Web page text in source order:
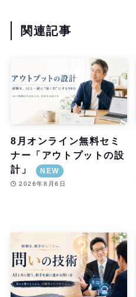
関連記事
8月オンライン無料セミ
ナー「アウトプットの設
計」
NEW
2026年8月6日